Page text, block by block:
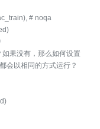
# noqa
果没有，那么如何设置
会以相同的方式运行？